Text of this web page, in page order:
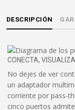
DESCRIPCIÓN
CONECTA,
No dejes de ver
un adaptador
corriente por pass-
cinco puertos